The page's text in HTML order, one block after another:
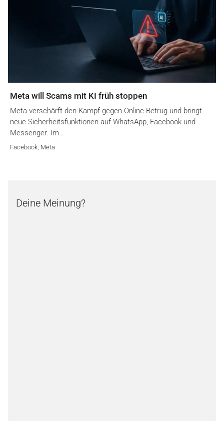
Meta will Scams mit KI früh stoppen
Meta verschärft den Kampf gegen Online-Betrug und bringt
neue Sicherheitsfunktionen auf WhatsApp, Facebook und
Messenger. Im…
Facebook, Meta
Deine Meinung?